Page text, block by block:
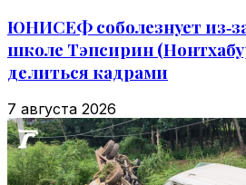
ЮНИСЕФ соболезнует
школе Тэпсирин
делиться кадрами
7 августа 2026